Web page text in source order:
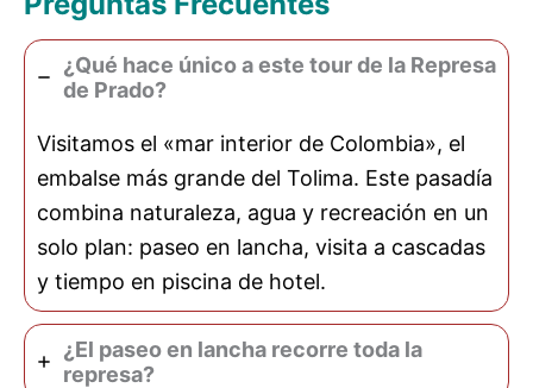
¿Qué hace único a este tour de la Represa
de Prado?
Visitamos el «mar interior de Colombia», el
embalse más grande del Tolima. Este pasadía
combina naturaleza, agua y recreación en un
solo plan: paseo en lancha, visita a cascadas
y tiempo en piscina de hotel.
¿El paseo en lancha recorre toda la
represa?